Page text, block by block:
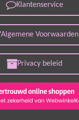
Klantenservice
Algemene Voorwaarden
Privacy beleid